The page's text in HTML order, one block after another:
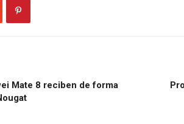
Mate 8 reciben de forma